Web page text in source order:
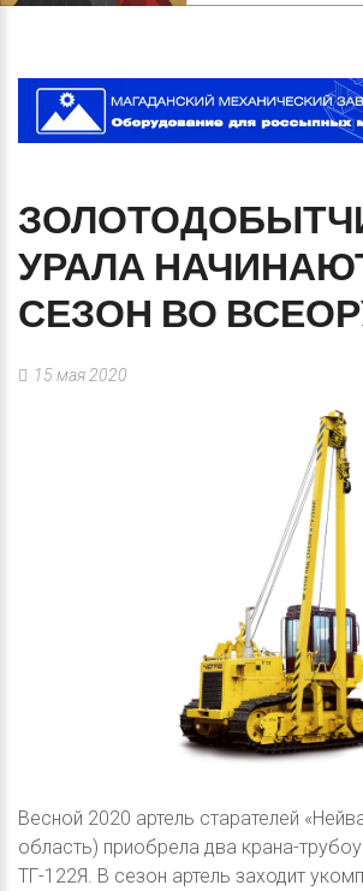
УРАЛА
СЕЗОН ВО
15 мая 2020
Весной 2020 артель старателей
область) приобрела два крана-
ТГ-122Я. В сезон артель заходит